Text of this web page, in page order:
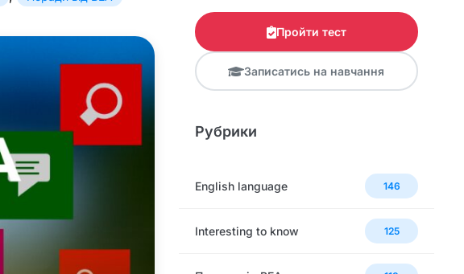
Пройти тест
Записатись на навчання
Рубрики
English language 146
Interesting to know 125